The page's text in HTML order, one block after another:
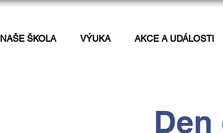
NAŠE ŠKOLA VÝUKA AKCE A UDÁLOSTI